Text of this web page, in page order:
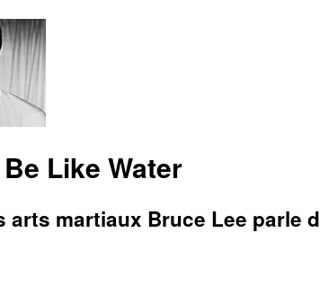
Like Water
arts martiaux Bruce Lee parle